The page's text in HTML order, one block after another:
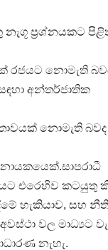
ප්‍රශ්නයකට
රජයට නොමැති
අන්තර්ජාතික
නොමැති බවද
එරෙහිව කටයුතු
හැකියාව, සහ
වල මාධ්‍යට
නැහැ.